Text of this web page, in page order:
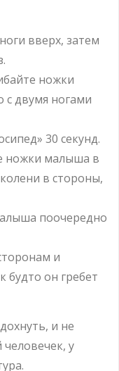
вверх, затем
ножки
с двумя ногами
30 секунд.
ножки малыша в
в стороны,
поочередно
и
будто он гребет
и не
у